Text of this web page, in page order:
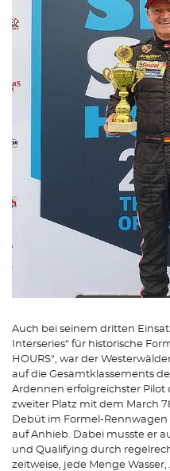
Auch bei seinem dritten
Interseries“ für historische
HOURS“, war der
auf die Gesamtklassements
Ardennen erfolgreichster Pilot
zweiter Platz mit dem March
Debüt im Formel-
auf Anhieb. Dabei musste er
und Qualifying durch
zeitweise, jede Menge